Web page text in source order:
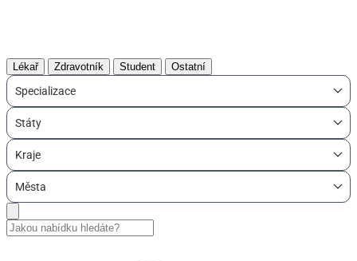
Lékař Zdravotník Student Ostatní
Specializace
Státy
Kraje
Města